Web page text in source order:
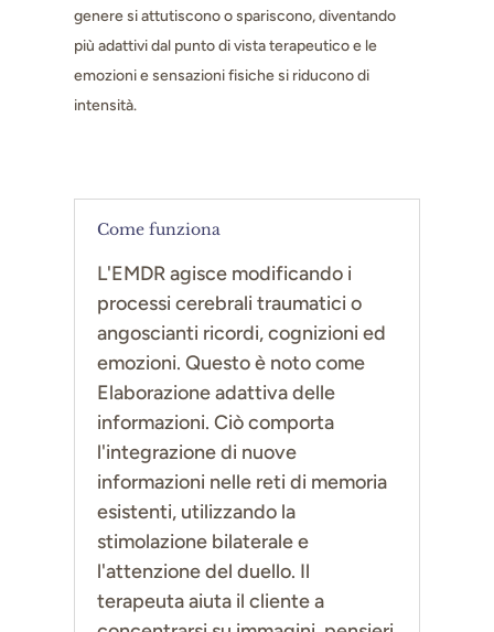
genere si attutiscono o spariscono, diventando
più adattivi dal punto di vista terapeutico e le
emozioni e sensazioni fisiche si riducono di
intensità.
Come funziona
L'EMDR agisce modificando i
processi cerebrali traumatici o
angoscianti ricordi, cognizioni ed
emozioni. Questo è noto come
Elaborazione adattiva delle
informazioni. Ciò comporta
l'integrazione di nuove
informazioni nelle reti di memoria
esistenti, utilizzando la
stimolazione bilaterale e
l'attenzione del duello. Il
terapeuta aiuta il cliente a